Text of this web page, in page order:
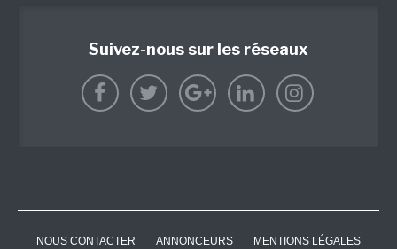
Suivez-nous sur les réseaux
NOUS CONTACTER ANNONCEURS
MENTIONS LÉGALES